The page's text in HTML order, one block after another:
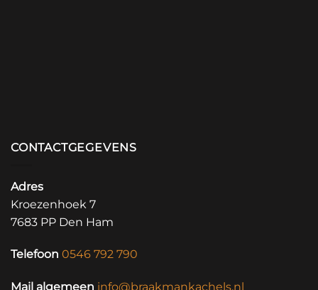
CONTACTGEGEVENS
Adres
Kroezenhoek 7
7683 PP Den Ham
Telefoon 0546 792 790
Mail algemeen info@braakmankachels.nl